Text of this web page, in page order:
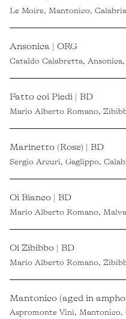
Le Moire, Mantonico, Calabria
Ansonica | ORG
Cataldo Calabretta, Ansonica,
Fatto coi Piedi | BD
Mario Alberto Romano,
Marinetto (Rose) | BD
Sergio Arcuri, Gaglippo,
Oi Bianco | BD
Mario Alberto Romano,
Oi Zibibbo | BD
Mario Alberto Romano,
Mantonico (aged in
Aspromonte Vini, Mantonico,